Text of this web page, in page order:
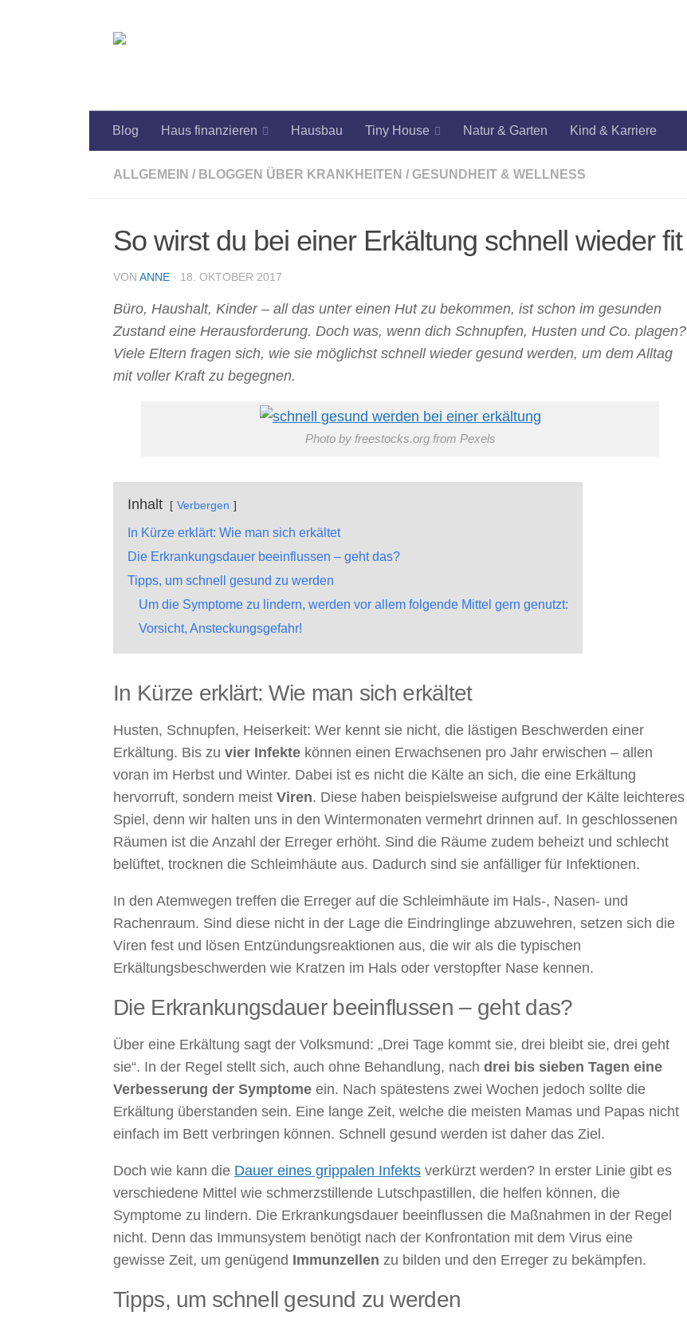
Blog Haus finanzieren Hausbau Tiny House Natur & Garten Kind & Karriere
ALLGEMEIN / BLOGGEN ÜBER KRANKHEITEN / GESUNDHEIT & WELLNESS
So wirst du bei einer Erkältung schnell wieder fit
VON ANNE · 18. OKTOBER 2017
Büro, Haushalt, Kinder – all das unter einen Hut zu bekommen, ist schon im gesunden
Zustand eine Herausforderung. Doch was, wenn dich Schnupfen, Husten und Co. plagen?
Viele Eltern fragen sich, wie sie möglichst schnell wieder gesund werden, um dem Alltag
mit voller Kraft zu begegnen.
Photo by freestocks.org from Pexels
Inhalt Verbergen
In Kürze erklärt: Wie man sich erkältet
Die Erkrankungsdauer beeinflussen – geht das?
Tipps, um schnell gesund zu werden
Um die Symptome zu lindern, werden vor allem folgende Mittel gern genutzt:
Vorsicht, Ansteckungsgefahr!
In Kürze erklärt: Wie man sich erkältet
Husten, Schnupfen, Heiserkeit: Wer kennt sie nicht, die lästigen Beschwerden einer
Erkältung. Bis zu vier Infekte können einen Erwachsenen pro Jahr erwischen – allen
voran im Herbst und Winter. Dabei ist es nicht die Kälte an sich, die eine Erkältung
hervorruft, sondern meist Viren. Diese haben beispielsweise aufgrund der Kälte leichteres
Spiel, denn wir halten uns in den Wintermonaten vermehrt drinnen auf. In geschlossenen
Räumen ist die Anzahl der Erreger erhöht. Sind die Räume zudem beheizt und schlecht
belüftet, trocknen die Schleimhäute aus. Dadurch sind sie anfälliger für Infektionen.
In den Atemwegen treffen die Erreger auf die Schleimhäute im Hals-, Nasen- und
Rachenraum. Sind diese nicht in der Lage die Eindringlinge abzuwehren, setzen sich die
Viren fest und lösen Entzündungsreaktionen aus, die wir als die typischen
Erkältungsbeschwerden wie Kratzen im Hals oder verstopfter Nase kennen.
Die Erkrankungsdauer beeinflussen – geht das?
Über eine Erkältung sagt der Volksmund: „Drei Tage kommt sie, drei bleibt sie, drei geht
sie“. In der Regel stellt sich, auch ohne Behandlung, nach drei bis sieben Tagen eine
Verbesserung der Symptome ein. Nach spätestens zwei Wochen jedoch sollte die
Erkältung überstanden sein. Eine lange Zeit, welche die meisten Mamas und Papas nicht
einfach im Bett verbringen können. Schnell gesund werden ist daher das Ziel.
Doch wie kann die Dauer eines grippalen Infekts verkürzt werden? In erster Linie gibt es
verschiedene Mittel wie schmerzstillende Lutschpastillen, die helfen können, die
Symptome zu lindern. Die Erkrankungsdauer beeinflussen die Maßnahmen in der Regel
nicht. Denn das Immunsystem benötigt nach der Konfrontation mit dem Virus eine
gewisse Zeit, um genügend Immunzellen zu bilden und den Erreger zu bekämpfen.
Tipps, um schnell gesund zu werden